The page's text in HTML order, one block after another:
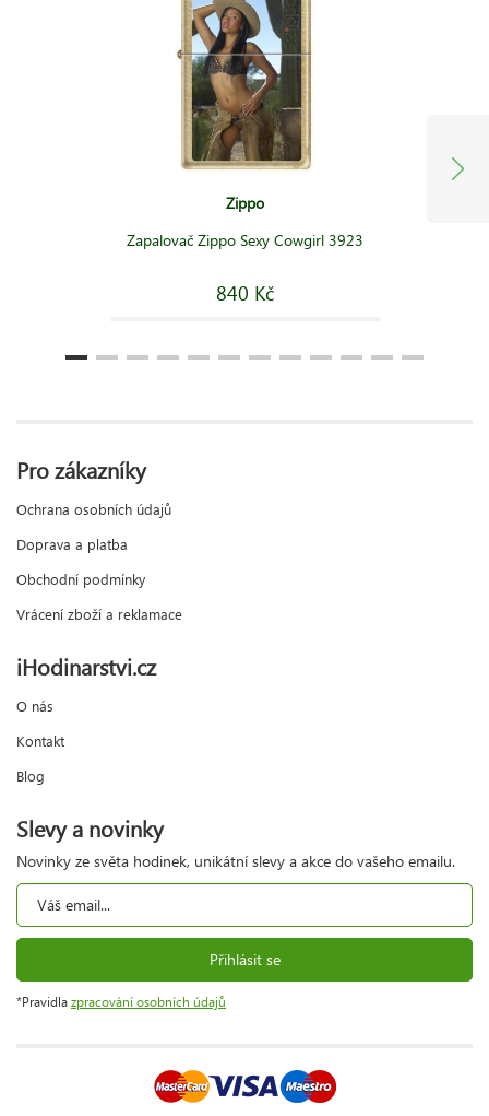
Zippo
Zapalovač Zippo Sexy Cowgirl 3923
840 Kč
Pro zákazníky
Ochrana osobních údajů
Doprava a platba
Obchodní podmínky
Vrácení zboží a reklamace
iHodinarstvi.cz
O nás
Kontakt
Blog
Slevy a novinky
Novinky ze světa hodinek, unikátní slevy a akce do vašeho emailu.
Přihlásit se
*Pravidla zpracování osobních údajů